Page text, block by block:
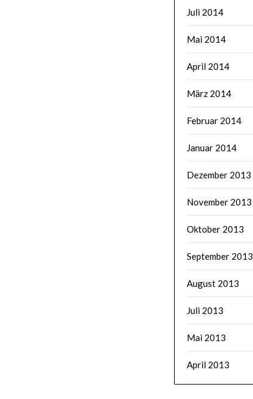
Juli 2014
Mai 2014
April 2014
März 2014
Februar 2014
Januar 2014
Dezember 2013
November 2013
Oktober 2013
September 2013
August 2013
Juli 2013
Mai 2013
April 2013